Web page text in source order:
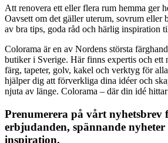
Att renovera ett eller flera rum hemma ger
Oavsett om det gäller uterum, sovrum eller
av bra tips, goda råd och härlig inspiration
Colorama är en av Nordens största
butiker i Sverige. Här finns expertis och ett
färg, tapeter, golv, kakel och verktyg för
hjälper dig att förverkliga dina idéer och
njuta av länge. Colorama – där din idé
Prenumerera på vårt nyhetsbrev
erbjudanden, spännande
inspiration.